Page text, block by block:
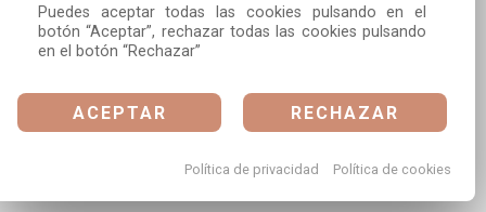
Puedes aceptar todas las cookies pulsando en el
botón “Aceptar”, rechazar todas las cookies pulsando
en el botón “Rechazar”
ACEPTAR RECHAZAR
Política de privacidad Política de cookies